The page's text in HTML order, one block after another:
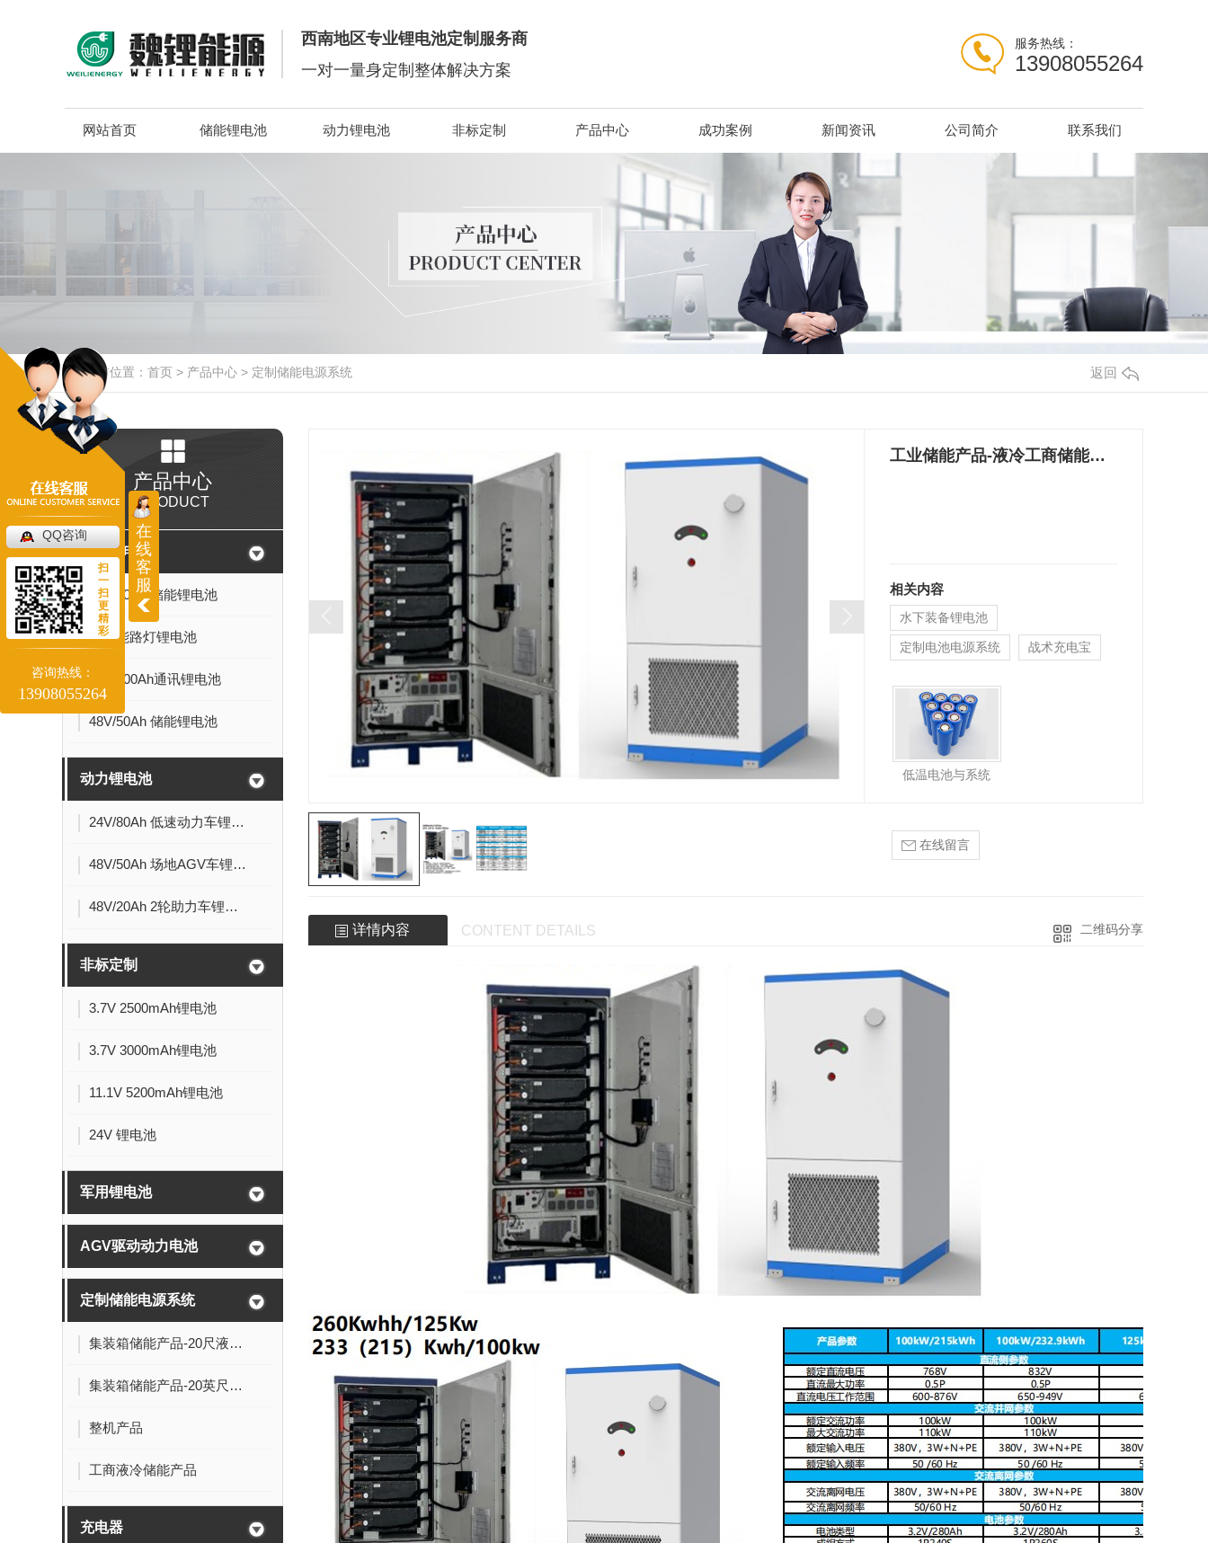
西南地区专业锂电池定制服务商
一对一量身定制整体解决方案
服务热线：
13908055264
网站首页 储能锂电池 动力锂电池 非标定制 产品中心 成功案例 新闻资讯 公司简介 联系我们
当前位置： 首页 > 产品中心 > 定制储能电源系统 返回
产品中心
PRODUCT
储能锂电池
24V/20Ah 储能锂电池
太阳能路灯锂电池
48V/100Ah通讯锂电池
48V/50Ah 储能锂电池
动力锂电池
24V/80Ah 低速动力车锂电池
48V/50Ah 场地AGV车锂电池
48V/20Ah 2轮助力车锂电池
非标定制
3.7V 2500mAh锂电池
3.7V 3000mAh锂电池
11.1V 5200mAh锂电池
24V 锂电池
军用锂电池
AGV驱动动力电池
定制储能电源系统
集装箱储能产品-20尺液冷电池舱:5MWh-0.5P
集装箱储能产品-20英尺液冷电池舱
整机产品
工商液冷储能产品
充电器
工业储能产品-液冷工商储能系统
相关内容
水下装备锂电池
定制电池电源系统 战术充电宝
低温电池与系统
在线留言
详情内容 CONTENT DETAILS 二维码分享
在
线
客
服
QQ咨询
扫
一
扫
更
精
彩
咨询热线：
13908055264